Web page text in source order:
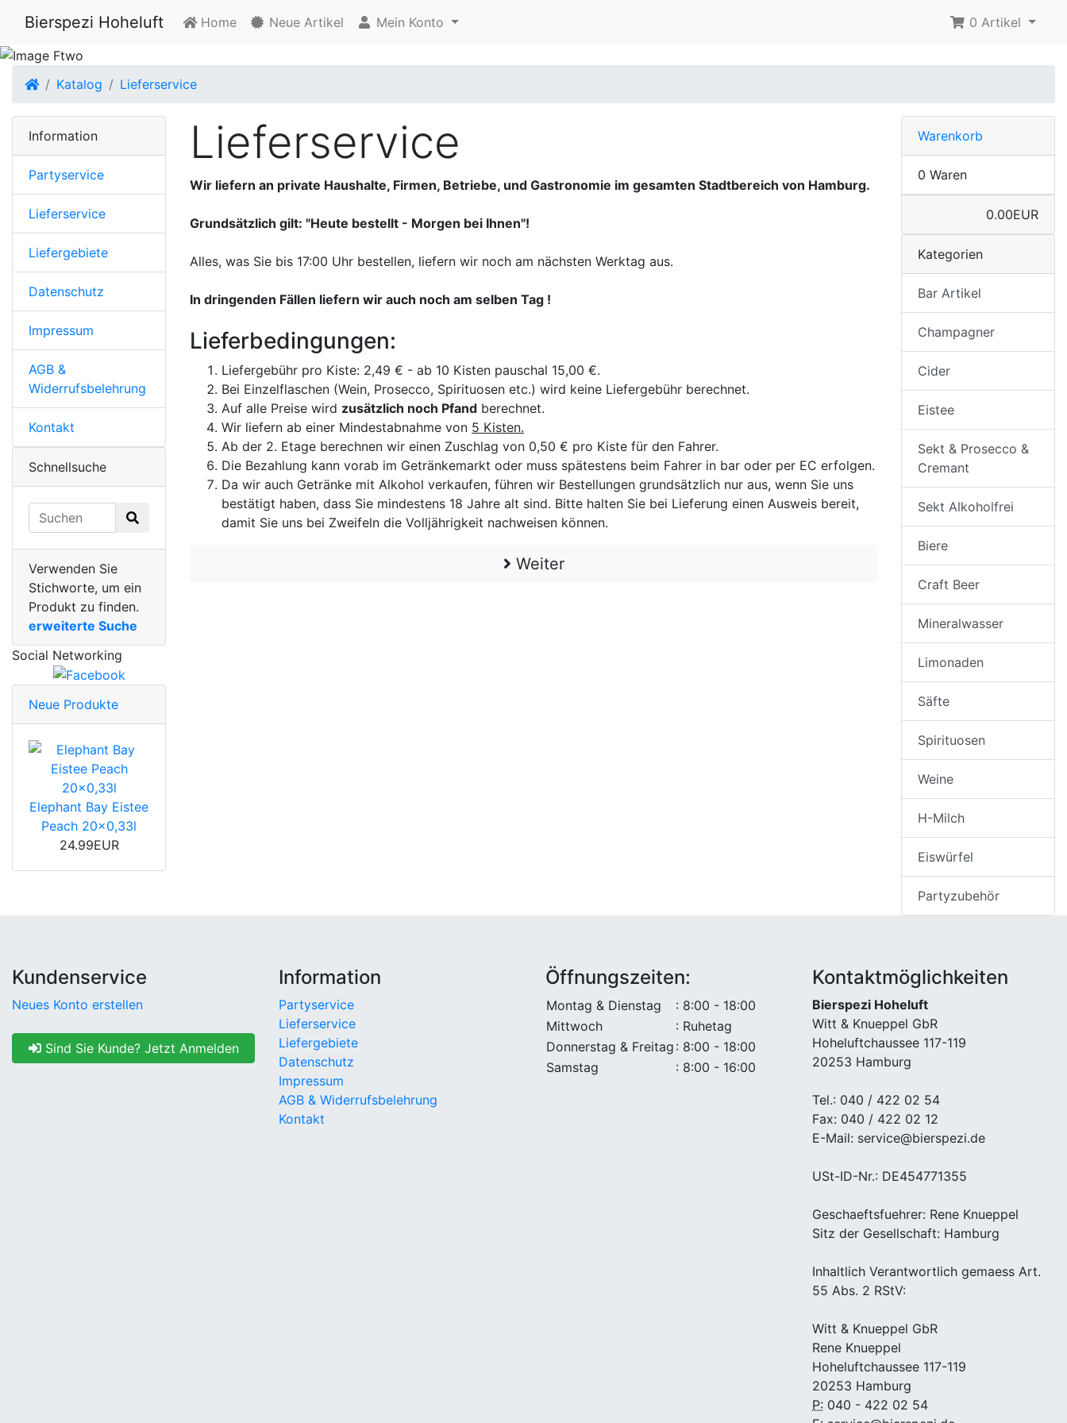
Bierspezi Hoheluft Home Neue Artikel Mein Konto 0 Artikel
Startseite
Katalog Lieferservice
Lieferservice
Wir liefern an private Haushalte, Firmen, Betriebe, und Gastronomie im gesamten Stadtbereich von Hamburg.
Grundsätzlich gilt: "Heute bestellt - Morgen bei Ihnen"!
Alles, was Sie bis 17:00 Uhr bestellen, liefern wir noch am nächsten Werktag aus.
In dringenden Fällen liefern wir auch noch am selben Tag !
Lieferbedingungen:
Liefergebühr pro Kiste: 2,49 € - ab 10 Kisten pauschal 15,00 €.
Bei Einzelflaschen (Wein, Prosecco, Spirituosen etc.) wird keine Liefergebühr berechnet.
Auf alle Preise wird zusätzlich noch Pfand berechnet.
Wir liefern ab einer Mindestabnahme von 5 Kisten.
Ab der 2. Etage berechnen wir einen Zuschlag von 0,50 € pro Kiste für den Fahrer.
Die Bezahlung kann vorab im Getränkemarkt oder muss spätestens beim Fahrer in bar oder per EC erfolgen.
Da wir auch Getränke mit Alkohol verkaufen, führen wir Bestellungen grundsätzlich nur aus, wenn Sie uns
bestätigt haben, dass Sie mindestens 18 Jahre alt sind. Bitte halten Sie bei Lieferung einen Ausweis bereit,
damit Sie uns bei Zweifeln die Volljährigkeit nachweisen können.
Weiter
Information
Partyservice
Lieferservice
Liefergebiete
Datenschutz
Impressum
AGB &
Widerrufsbelehrung
Kontakt
Schnellsuche
Verwenden Sie
Stichworte, um ein
Produkt zu finden.
erweiterte Suche
Social Networking
Neue Produkte
Elephant Bay Eistee
Peach 20x0,33l
24.99EUR
Warenkorb
0 Waren
0.00EUR
Kategorien
Bar Artikel
Champagner
Cider
Eistee
Sekt & Prosecco &
Cremant
Sekt Alkoholfrei
Biere
Craft Beer
Mineralwasser
Limonaden
Säfte
Spirituosen
Weine
H-Milch
Eiswürfel
Partyzubehör
Kundenservice
Neues Konto erstellen
Sind Sie Kunde? Jetzt Anmelden
Information
Partyservice
Lieferservice
Liefergebiete
Datenschutz
Impressum
AGB & Widerrufsbelehrung
Kontakt
Öffnungszeiten:
Montag & Dienstag
: 8:00 - 18:00
Mittwoch
: Ruhetag
Donnerstag & Freitag : 8:00 - 18:00
Samstag
: 8:00 - 16:00
Kontaktmöglichkeiten
Bierspezi Hoheluft
Witt & Knueppel GbR
Hoheluftchaussee 117-119
20253 Hamburg
Tel.: 040 / 422 02 54
Fax: 040 / 422 02 12
E-Mail: service@bierspezi.de
USt-ID-Nr.: DE454771355
Geschaeftsfuehrer: Rene Knueppel
Sitz der Gesellschaft: Hamburg
Inhaltlich Verantwortlich gemaess Art.
55 Abs. 2 RStV:
Witt & Knueppel GbR
Rene Knueppel
Hoheluftchaussee 117-119
20253 Hamburg
P: 040 - 422 02 54